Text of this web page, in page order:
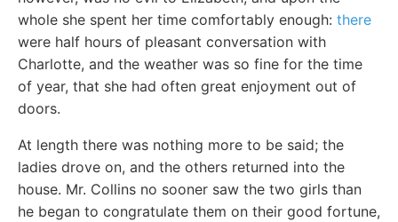
whole she spent her time comfortably enough: there
were half hours of pleasant conversation with
Charlotte, and the weather was so fine for the time
of year, that she had often great enjoyment out of
doors.
At length there was nothing more to be said; the
ladies drove on, and the others returned into the
house. Mr. Collins no sooner saw the two girls than
he began to congratulate them on their good fortune,